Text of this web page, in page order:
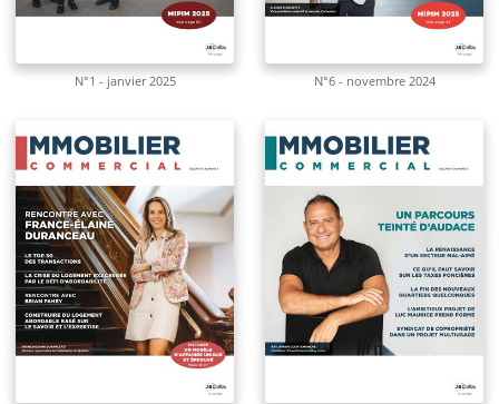
N°1 - janvier 2025 N°6 - novembre 2024